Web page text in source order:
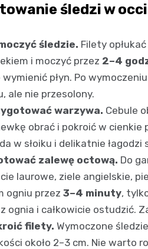
śledzi w
śledzie. Filety
i moczyć przez 2–4
płyn. Po
ale nie przesolony.
warzywa. Cebule
obrać i pokroić w
w słoiku i delikatnie łagodzi
zalewę octową. Do
laurowe, ziele angielskie,
ogniu przez 3–4 minuty,
ognia i całkowicie ostudzić.
filety. Wymoczone
około 2–3 cm. Nie warto